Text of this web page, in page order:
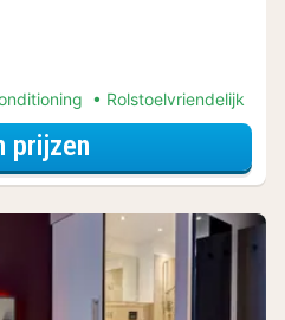
Rolstoelvriendelijk
prijzenvoor De stad is